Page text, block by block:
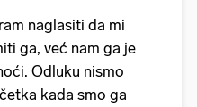
naglasiti da mi
ga, već nam ga je
Odluku nismo
kada smo ga